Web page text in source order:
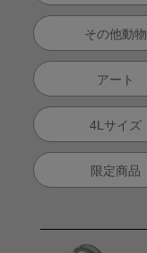
その他動物
アート
4Lサイズ
限定商品